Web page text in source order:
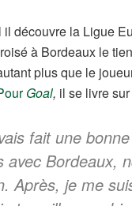
découvre la Ligue
à Bordeaux le
plus que le
Goal, il se livre
fait une
Bordeaux,
Après, je me